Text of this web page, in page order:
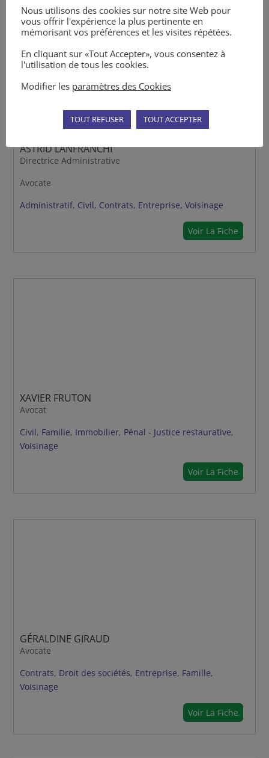
ASTRID LANFRANCHI
Directrice Administrative
Avocate
Administratif, Civil, Contrats, Entreprise,Voisinage
Voir La Fiche
XAVIER FRUTON
Avocat
Civil, Famille, Immobilier, Pénal - Justice restaurative,
Voisinage
Voir La Fiche
GÉRALDINE GIRAUD
Avocate
Contrats, Droit des sociétés, Entreprise, Famille,
Voisinage
Voir La Fiche
Nous utilisons des cookies sur notre site Web pour
vous offrir l'expérience la plus pertinente en
mémorisant vos préférences et les visites répétées.
En cliquant sur «Tout Accepter», vous consentez à
l'utilisation de tous les cookies.
Modifier les paramètres des Cookies
TOUT REFUSER TOUT ACCEPTER